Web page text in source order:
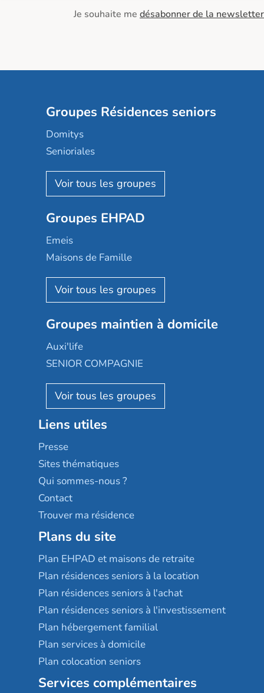
Je souhaite me désabonner de la newsletter
Groupes Résidences seniors
Domitys
Senioriales
Nohée
Les Résidentiels
Mobicap
Domusvi
Happy Senior
Aquarelia
Nexity edenea
Les jardins d'Arcadie
Occitalia
Appartseniors
Reseda
Stella management
Les villages d'or
Sérénys
Résidences services Villa Médicis
Groupes EHPAD
Emeis
Maisons de Famille
Korian
Emera
Groupe SOS
Le Noble Âge
Almage
Résidalya
Groupe aplus
Groupes maintien à domicile
Auxi'life
SENIOR COMPAGNIE
AGE D'OR Services
Liens utiles
Presse
Sites thématiques
Qui sommes-nous ?
Contact
Trouver ma résidence
Plans du site
Plan EHPAD et maisons de retraite
Plan résidences seniors à la location
Plan résidences seniors à l'achat
Plan résidences seniors à l'investissement
Plan hébergement familial
Plan services à domicile
Plan colocation seniors
Services complémentaires